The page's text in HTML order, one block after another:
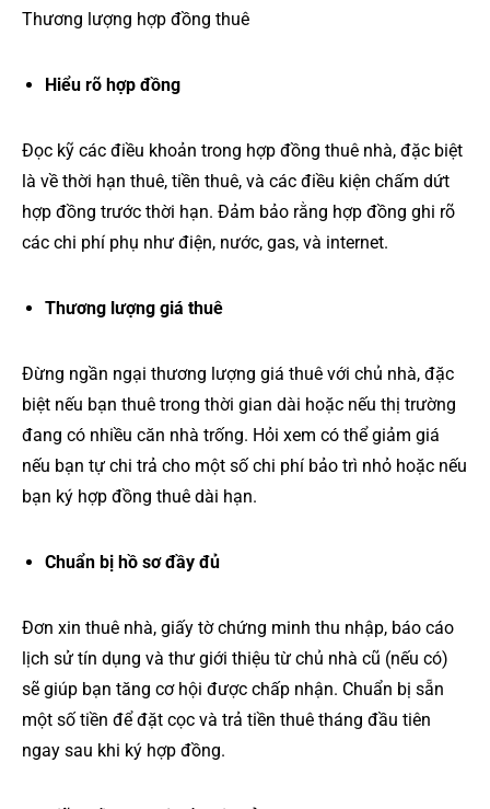
Thương lượng hợp đồng thuê
Hiểu rõ hợp đồng
Đọc kỹ các điều khoản trong hợp đồng thuê nhà, đặc biệt
là về thời hạn thuê, tiền thuê, và các điều kiện chấm dứt
hợp đồng trước thời hạn. Đảm bảo rằng hợp đồng ghi rõ
các chi phí phụ như điện, nước, gas, và internet.
Thương lượng giá thuê
Đừng ngần ngại thương lượng giá thuê với chủ nhà, đặc
biệt nếu bạn thuê trong thời gian dài hoặc nếu thị trường
đang có nhiều căn nhà trống. Hỏi xem có thể giảm giá
nếu bạn tự chi trả cho một số chi phí bảo trì nhỏ hoặc nếu
bạn ký hợp đồng thuê dài hạn.
Chuẩn bị hồ sơ đầy đủ
Đơn xin thuê nhà, giấy tờ chứng minh thu nhập, báo cáo
lịch sử tín dụng và thư giới thiệu từ chủ nhà cũ (nếu có)
sẽ giúp bạn tăng cơ hội được chấp nhận. Chuẩn bị sẵn
một số tiền để đặt cọc và trả tiền thuê tháng đầu tiên
ngay sau khi ký hợp đồng.